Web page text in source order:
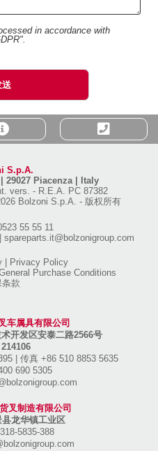
in accordance with
S.p.A.
29027 Piacenza | Italy
vers. - R.E.A. PC 87382
Bolzoni S.p.A. - 版权所有
55 55 11
spareparts.it@bolzonigroup.com
Privacy Policy
Purchase Conditions
条款
车属具有限公司
开发区安泰二路2566号
传真 +86 510 8853 5635
690 5305
叉制造有限公司
龙华镇工业区
5835-388